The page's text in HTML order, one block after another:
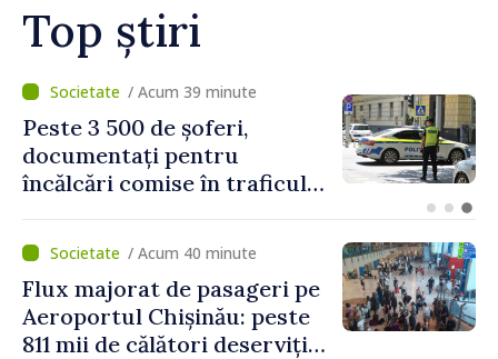
Top știri
/ Acum 4 minute
Proiectele de asistență în
beneficiul locuitorilor de pe
ambele maluri ale Nistrului
viceprim-ministrului cu
reprezentanta rezidentă a
PNUD în Republica Moldova,
Daniela Gasparikova
/ Acum 40 minute
Flux majorat de pasageri pe
Aeroportul Chișinău: peste
811 mii de călători deserviți